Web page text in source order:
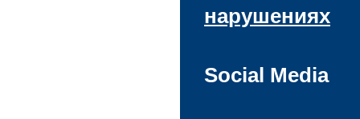
нарушениях
Social Media